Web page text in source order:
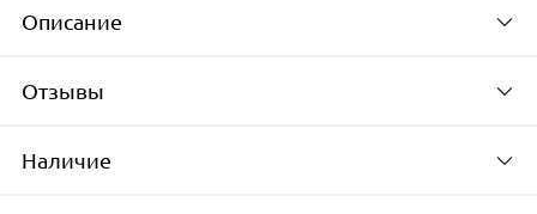
Описание
Универсальная совместимость
3.0 позволяет заряжать телефоны,
Отзывы
Будьте первым, кто
Наличие